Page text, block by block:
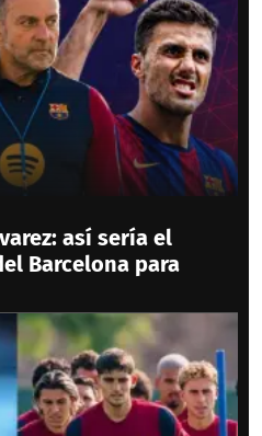
así sería el
Barcelona para